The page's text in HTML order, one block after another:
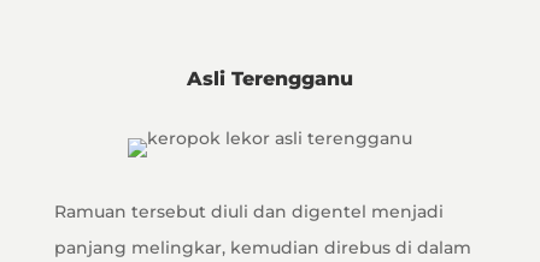
Asli Terengganu
Ramuan tersebut diuli dan digentel menjadi
panjang melingkar, kemudian direbus di dalam